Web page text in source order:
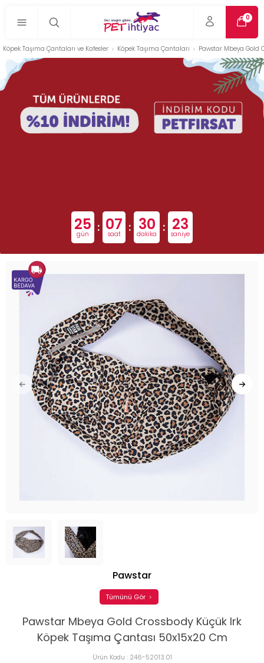
0
Köpek Taşıma Çantaları ve Kafesler Köpek Taşıma Çantaları Pawstar Mbeya Gold
25
gün : 07
saat : 30
dakika : 23
saniye
Pawstar Mbeya Gold Crossbody Küçük Irk
Köpek Taşıma Çantası 50x15x20 Cm
Ürün Kodu : 246-52013.01
Pawstar
Tümünü Gör